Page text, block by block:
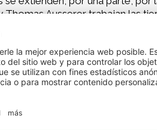
Ausserer trabajan las
agricultor a elegir la
que añade que “Hemos
desde hace cinco años”.
con la satisfacción que
peras y cerezas. En el